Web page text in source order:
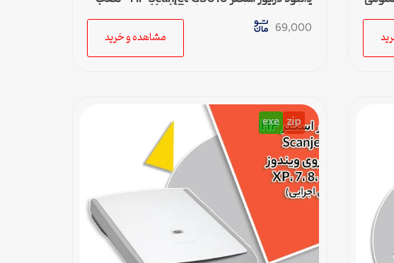
آسان و سریع برای ویندوزهای XP تا 11
69,000
مشاهده و خرید
zip
exe